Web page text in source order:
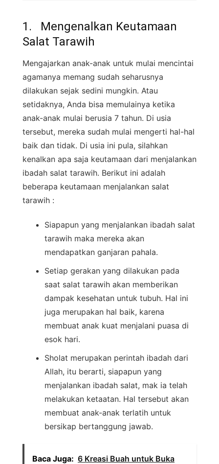
1. Mengenalkan Keutamaan
Salat Tarawih
Mengajarkan anak-anak untuk mulai mencintai
agamanya memang sudah seharusnya
dilakukan sejak sedini mungkin. Atau
setidaknya, Anda bisa memulainya ketika
anak-anak mulai berusia 7 tahun. Di usia
tersebut, mereka sudah mulai mengerti hal-hal
baik dan tidak. Di usia ini pula, silahkan
kenalkan apa saja keutamaan dari menjalankan
ibadah salat tarawih. Berikut ini adalah
beberapa keutamaan menjalankan salat
tarawih :
Siapapun yang menjalankan ibadah salat
tarawih maka mereka akan
mendapatkan ganjaran pahala.
Setiap gerakan yang dilakukan pada
saat salat tarawih akan memberikan
dampak kesehatan untuk tubuh. Hal ini
juga merupakan hal baik, karena
membuat anak kuat menjalani puasa di
esok hari.
Sholat merupakan perintah ibadah dari
Allah, itu berarti, siapapun yang
menjalankan ibadah salat, mak ia telah
melakukan ketaatan. Hal tersebut akan
membuat anak-anak terlatih untuk
bersikap bertanggung jawab.
Baca Juga: 6 Kreasi Buah untuk Buka